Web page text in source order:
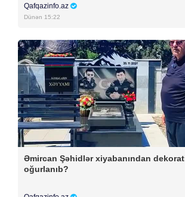
Qafqazinfo.az
Dünən 15:22
Əmircan Şəhidlər xiyabanından
oğurlanıb?